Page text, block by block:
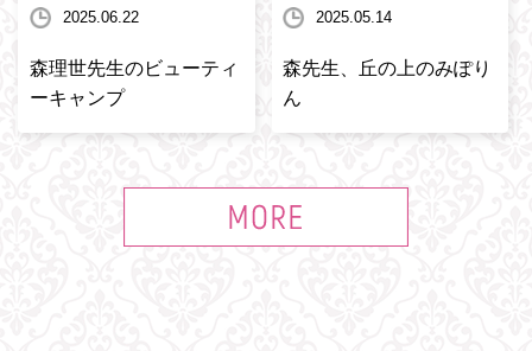
2025.06.22
森理世先生のビューティ
ーキャンプ
2025.05.14
森先生、丘の上のみぽり
ん